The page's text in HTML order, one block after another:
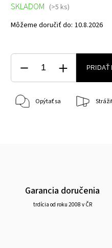
SKLADOM (>5 ks)
Môžeme doručiť do: 10.8.2026
PRIDAŤ
Opýtať sa
Garancia doručenia
trdícia od roku 2008 v ČR